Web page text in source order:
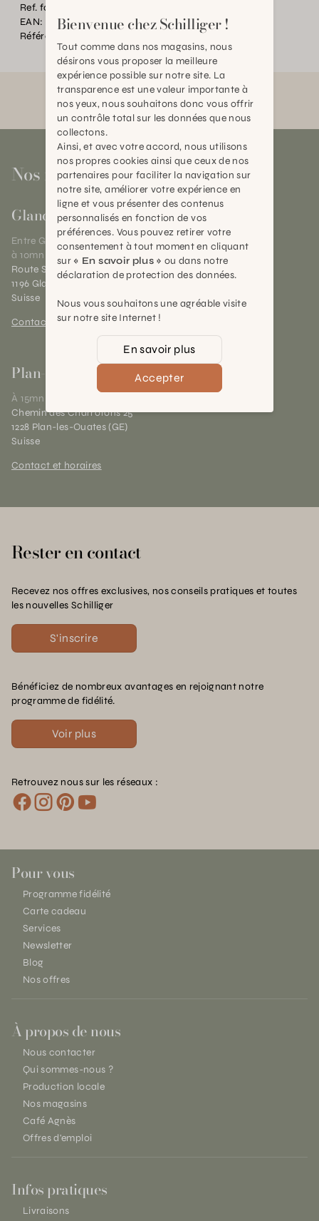
Ref. fournisseur:
EAN:
2000000139438
Référence:
TC.002563.0000.0000.0000
Nos magasins
Gland
Entre Genève et Lausanne,
à 10mn de Nyon
Route Suisse 40
1196 Gland (VD)
Suisse
Contact et horaires
Plan-les-Ouates
À 15mn du centre de Genève
Chemin des Charrotons 25
1228 Plan-les-Ouates (GE)
Suisse
Contact et horaires
Rester en contact
Recevez nos offres exclusives, nos conseils pratiques et toutes
les nouvelles Schilliger
S'inscrire
Bénéficiez de nombreux avantages en rejoignant notre
programme de fidélité.
Voir plus
Retrouvez nous sur les réseaux :
Pour vous
Programme fidélité
Carte cadeau
Services
Newsletter
Blog
Nos offres
À propos de nous
Nous contacter
Qui sommes-nous ?
Production locale
Nos magasins
Café Agnès
Offres d'emploi
Infos pratiques
Livraisons
Bienvenue chez Schilliger !
Tout comme dans nos magasins, nous
désirons vous proposer la meilleure
expérience possible sur notre site. La
transparence est une valeur importante à
nos yeux, nous souhaitons donc vous offrir
un contrôle total sur les données que nous
collectons.
Ainsi, et avec votre accord, nous utilisons
nos propres cookies ainsi que ceux de nos
partenaires pour faciliter la navigation sur
notre site, améliorer votre expérience en
ligne et vous présenter des contenus
personnalisés en fonction de vos
préférences. Vous pouvez retirer votre
consentement à tout moment en cliquant
sur « En savoir plus » ou dans notre
déclaration de protection des données.
Nous vous souhaitons une agréable visite
sur notre site Internet !
En savoir plus
Accepter